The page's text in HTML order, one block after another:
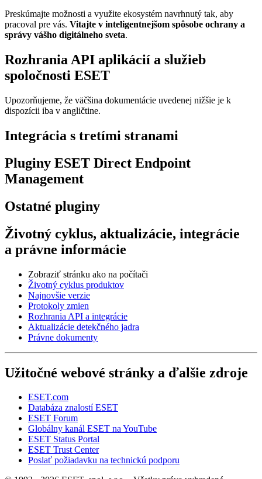
Preskúmajte možnosti a využite ekosystém navrhnutý tak, aby
pracoval pre vás. Vitajte v inteligentnejšom spôsobe ochrany a
správy vášho digitálneho sveta.
Rozhrania API aplikácií a služieb
spoločnosti ESET
Upozorňujeme, že väčšina dokumentácie uvedenej nižšie je k
dispozícii iba v angličtine.
Integrácia s tretími stranami
Pluginy ESET Direct Endpoint
Management
Ostatné pluginy
Životný cyklus, aktualizácie, integrácie
a právne informácie
Zobraziť stránku ako na počítači
Životný cyklus produktov
Najnovšie verzie
Protokoly zmien
Rozhrania API a integrácie
Aktualizácie detekčného jadra
Právne dokumenty
Užitočné webové stránky a ďalšie zdroje
ESET.com
Databáza znalostí ESET
ESET Forum
Globálny kanál ESET na YouTube
ESET Status Portal
ESET Trust Center
Poslať požiadavku na technickú podporu